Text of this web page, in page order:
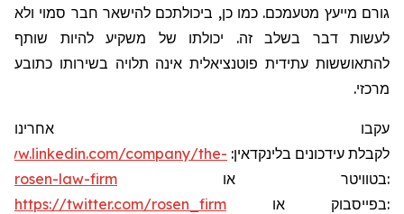
גורם מייעץ מטעמכם. כמו כן, ביכולתכם להישאר חבר סמוי ולא
לעשות דבר בשלב זה. יכולתו של משקיע להיות שותף
להתאוששות עתידית פוטנציאלית אינה תלויה בשירותו כתובע
מרכזי.
עקבו אחרינו
לקבלת עידכונים בלינקדאין:
company/the-
rosen-law-firm או בטוויטר:
https://twitter.com/rosen_firm או בפייסבוק: